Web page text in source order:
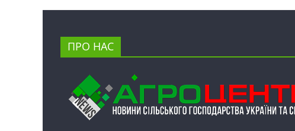
ПРО НАС